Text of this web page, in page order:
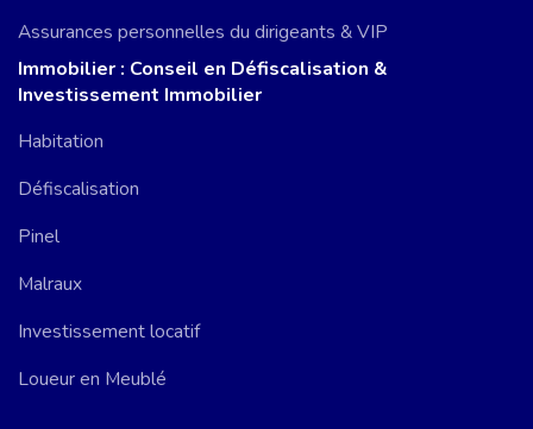
Assurances personnelles du dirigeants & VIP
Immobilier : Conseil en Défiscalisation &
Investissement Immobilier
Habitation
Défiscalisation
Pinel
Malraux
Investissement locatif
Loueur en Meublé